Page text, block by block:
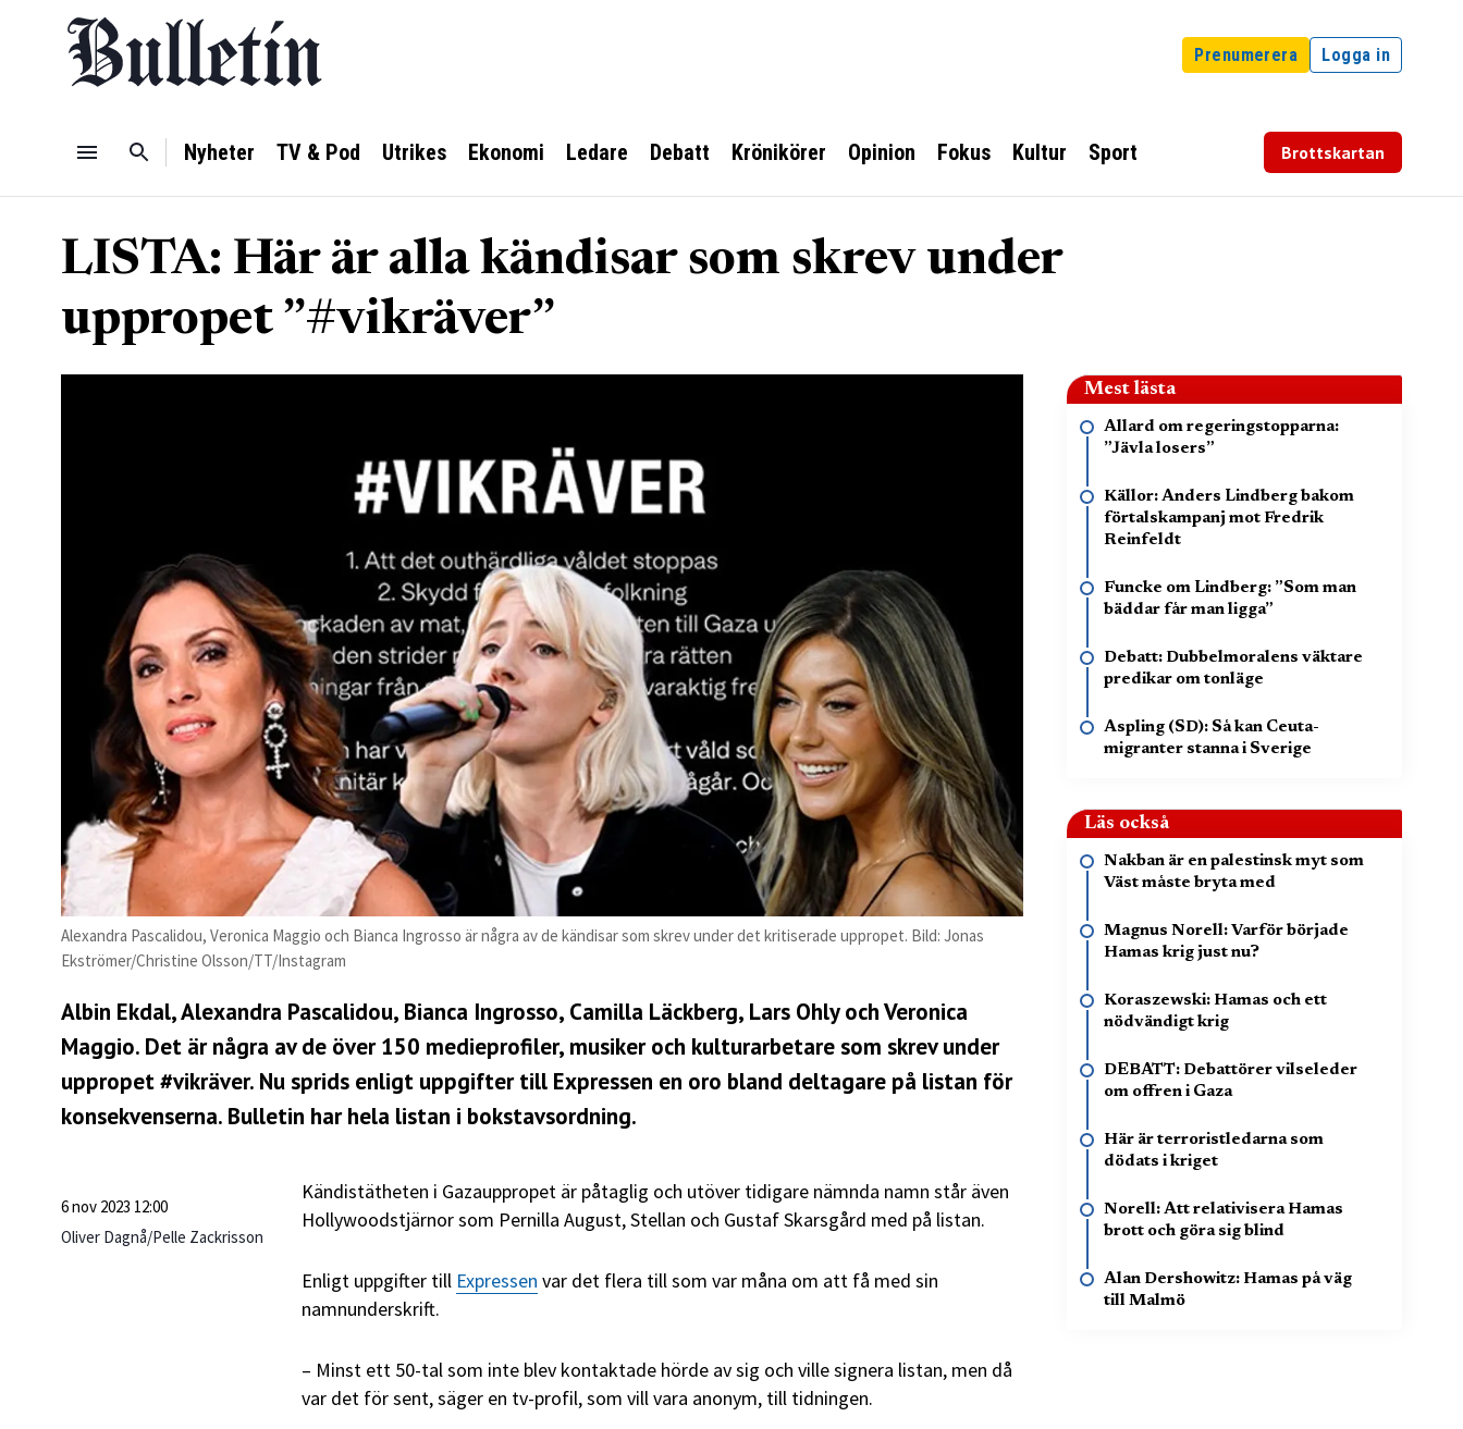
Prenumerera Logga in
Nyheter TV & Pod Utrikes Ekonomi Ledare Debatt Krönikörer Opinion Fokus Kultur Sport Brottskartan
LISTA: Här är alla kändisar som skrev under
uppropet ”#vikräver”
Alexandra Pascalidou, Veronica Maggio och Bianca Ingrosso är några av de kändisar som skrev under det kritiserade uppropet. Bild: Jonas
Ekströmer/Christine Olsson/TT/Instagram
Albin Ekdal, Alexandra Pascalidou, Bianca Ingrosso, Camilla Läckberg, Lars Ohly och Veronica
Maggio. Det är några av de över 150 medieprofiler, musiker och kulturarbetare som skrev under
uppropet #vikräver. Nu sprids enligt uppgifter till Expressen en oro bland deltagare på listan för
konsekvenserna. Bulletin har hela listan i bokstavsordning.
6 nov 2023 12:00
Oliver Dagnå/Pelle Zackrisson
Kändistätheten i Gazauppropet är påtaglig och utöver tidigare nämnda namn står även
Hollywoodstjärnor som Pernilla August, Stellan och Gustaf Skarsgård med på listan.
Enligt uppgifter till Expressen var det flera till som var måna om att få med sin
namnunderskrift.
– Minst ett 50-tal som inte blev kontaktade hörde av sig och ville signera listan, men då
var det för sent, säger en tv-profil, som vill vara anonym, till tidningen.
Mest lästa
Allard om regeringstopparna:
”Jävla losers”
Källor: Anders Lindberg bakom
förtalskampanj mot Fredrik
Reinfeldt
Funcke om Lindberg: ”Som man
bäddar får man ligga”
Debatt: Dubbelmoralens väktare
predikar om tonläge
Aspling (SD): Så kan Ceuta-
migranter stanna i Sverige
Läs också
Nakban är en palestinsk myt som
Väst måste bryta med
Magnus Norell: Varför började
Hamas krig just nu?
Koraszewski: Hamas och ett
nödvändigt krig
DEBATT: Debattörer vilseleder
om offren i Gaza
Här är terroristledarna som
dödats i kriget
Norell: Att relativisera Hamas
brott och göra sig blind
Alan Dershowitz: Hamas på väg
till Malmö